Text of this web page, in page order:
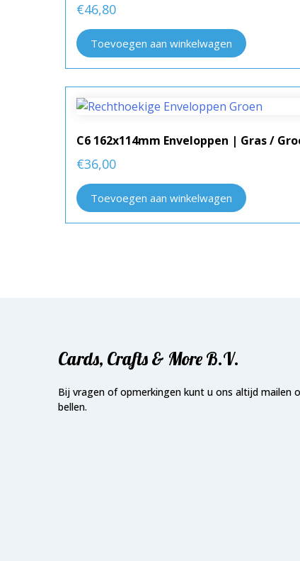
€46,80
Toevoegen aan winkelwagen
C6 162x114mm Enveloppen | Gras /
€36,00
Toevoegen aan winkelwagen
Cards, Crafts & More B.V.
Bij vragen of opmerkingen kunt u ons altijd mailen
bellen.